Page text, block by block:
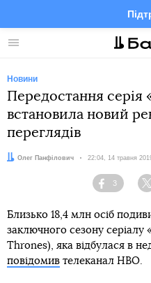
Меню
Новини
Передостання серія
встановила новий
переглядів
Автор:
Олег Панфілович Дата:
22:04, 14 травня
Facebook
3
Близько 18,4 млн осіб
заключного сезону серіалу
Thrones), яка відбулася в
повідомив телеканал HBO.